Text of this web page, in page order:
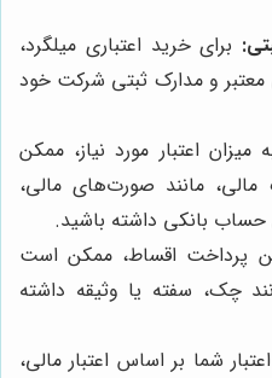
برای خرید اعتباری میلگرد،
و مدارک ثبتی شرکت خود
میزان اعتبار مورد نیاز، ممکن
مالی، مانند صورت‌های مالی،
حساب بانکی داشته باشید.
پرداخت اقساط، ممکن است
چک، سفته یا وثیقه داشته
شما بر اساس اعتبار مالی،